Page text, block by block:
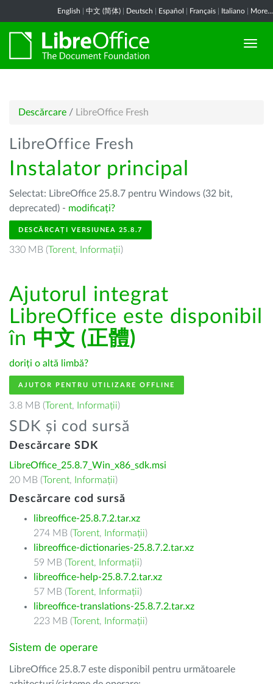
English 中文 (简体) Deutsch Español Français Italiano More...
Descărcare / LibreOffice Fresh
LibreOffice Fresh
Instalator principal
Selectat: LibreOffice 25.8.7 pentru Windows (32 bit,
deprecated) - modificați?
DESCĂRCAȚI VERSIUNEA 25.8.7
330 MB (Torent, Informații)
Ajutorul integrat
LibreOffice este disponibil
în 中文 (正體)
doriți o altă limbă?
AJUTOR PENTRU UTILIZARE OFFLINE
3.8 MB (Torent, Informații)
SDK și cod sursă
Descărcare SDK
LibreOffice_25.8.7_Win_x86_sdk.msi
20 MB (Torent, Informații)
Descărcare cod sursă
libreoffice-25.8.7.2.tar.xz
274 MB (Torent, Informații)
libreoffice-dictionaries-25.8.7.2.tar.xz
59 MB (Torent, Informații)
libreoffice-help-25.8.7.2.tar.xz
57 MB (Torent, Informații)
libreoffice-translations-25.8.7.2.tar.xz
223 MB (Torent, Informații)
Sistem de operare
LibreOffice 25.8.7 este disponibil pentru următoarele